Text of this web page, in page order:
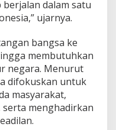
dalam satu
ujarnya.
bangsa ke
membutuhkan
negara. Menurut
difokuskan untuk
masyarakat,
menghadirkan